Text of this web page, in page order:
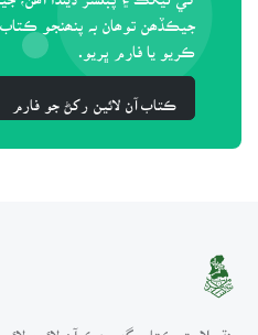
جيڪڏھن توھان بہ پنھنجو ڪتاب
ڪريو يا فارم ڀريو.
ڪتاب آن لائين رکڻ جو فارم